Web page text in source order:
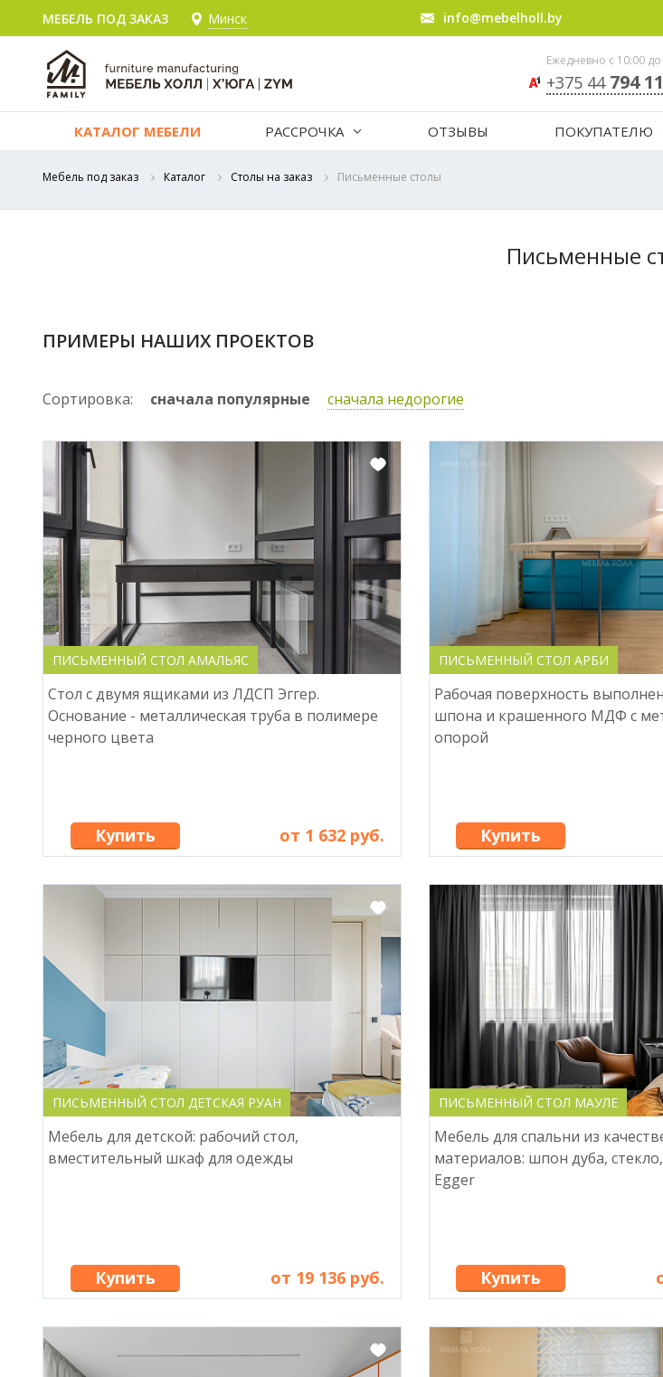
МЕБЕЛЬ ПОД ЗАКАЗ Минск info@mebelholl.by
Ежедневно с 10:00
+375 44 794
КАТАЛОГ МЕБЕЛИ РАССРОЧКА ОТЗЫВЫ ПОКУПАТЕЛЮ
Мебель под заказ Каталог Столы на заказ Письменные столы
Письменные
ПРИМЕРЫ НАШИХ ПРОЕКТОВ
Сортировка: сначала популярные сначала недорогие
ПИСЬМЕННЫЙ СТОЛ АМАЛЬЯС
Стол с двумя ящиками из ЛДСП Эггер.
Основание - металлическая труба в полимере
черного цвета
Купить от 1 632 руб.
ПИСЬМЕННЫЙ СТОЛ АРБИ
Рабочая поверхность
шпона и крашенного МДФ с
опорой
Купить
ПИСЬМЕННЫЙ СТОЛ ДЕТСКАЯ РУАН
Мебель для детской: рабочий стол,
вместительный шкаф для одежды
Купить от 19 136 руб.
ПИСЬМЕННЫЙ СТОЛ МАУЛЕ
Мебель для спальни из
материалов: шпон дуба,
Egger
Купить